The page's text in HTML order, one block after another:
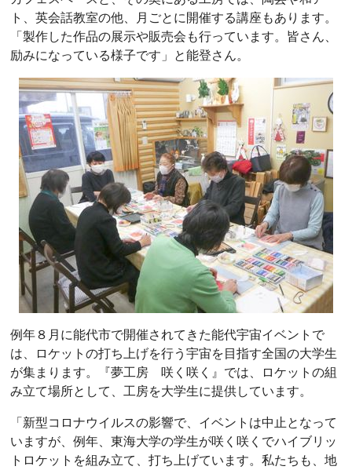
ト、英会話教室の他、月ごとに開催する講座もあります。
「製作した作品の展示や販売会も行っています。皆さん、
励みになっている様子です」と能登さん。
例年８月に能代市で開催されてきた能代宇宙イベントで
は、ロケットの打ち上げを行う宇宙を目指す全国の大学生
が集まります。『夢工房 咲く咲く』では、ロケットの組
み立て場所として、工房を大学生に提供しています。
「新型コロナウイルスの影響で、イベントは中止となって
いますが、例年、東海大学の学生が咲く咲くでハイブリッ
トロケットを組み立て、打ち上げています。私たちも、地